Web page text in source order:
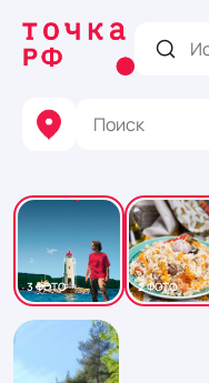
3 ФОТО 2 ФОТО